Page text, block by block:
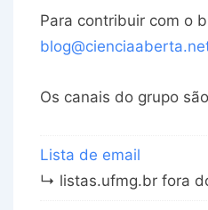
Para contribuir com o
Os canais do grupo
Lista de email
↳ listas.ufmg.br fora